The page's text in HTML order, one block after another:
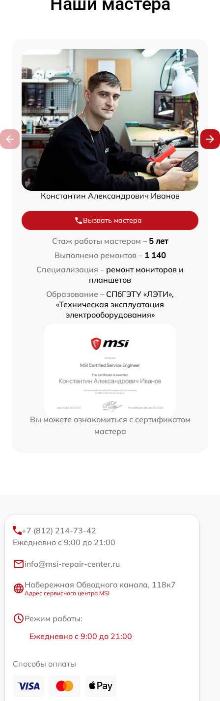
Константин Александрович Иванов
Вызвать мастера
Стаж работы мастером – 5 лет
Выполнено ремонтов – 1 140
Специализация – ремонт мониторов и
планшетов
Образование – СПбГЭТУ «ЛЭТИ»,
«Техническая эксплуатация
электрооборудования»
Вы можете ознакомиться с сертификатом
мастера
+7 (812) 214-73-42
Ежедневно с 9:00 до 21:00
info@msi-repair-center.ru
Набережная Обводного канала, 118к7
Адрес сервисного центра MSI
Режим работы:
Ежедневно с 9:00 до 21:00
Способы оплаты